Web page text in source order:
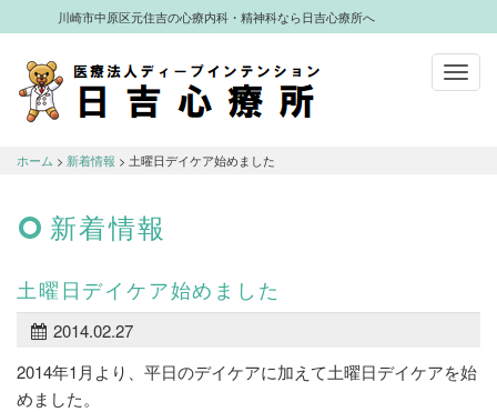
川崎市中原区元住吉の心療内科・精神科なら日吉心療所へ
なら日吉心療所へ
ホーム > 新着情報 > 土曜日デイケア始めました
新着情報
土曜日デイケア始めました
2014.02.27
2014年1月より、平日のデイケアに加えて土曜日デイケアを始
めました。